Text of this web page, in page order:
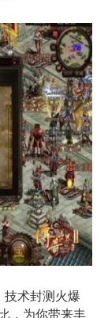
技术封测火爆
，为你带来丰